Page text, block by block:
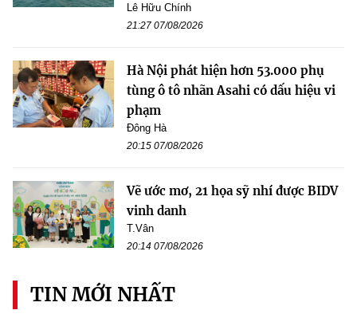
Lê Hữu Chính
21:27 07/08/2026
Hà Nội phát hiện hơn 53.000 phụ
tùng ô tô nhãn Asahi có dấu hiệu vi
phạm
Đông Hà
20:15 07/08/2026
Vẽ ước mơ, 21 họa sỹ nhí được BIDV
vinh danh
T.Vân
20:14 07/08/2026
TIN MỚI NHẤT